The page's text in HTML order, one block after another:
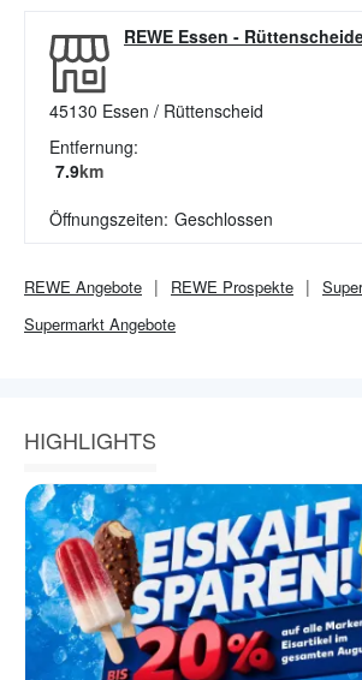
REWE Essen -
45130 Essen / Rüttenscheid
Entfernung:
7.9km
Öffnungszeiten: Geschlossen
REWE Angebote REWE Prospekte
Supermarkt Angebote
HIGHLIGHTS